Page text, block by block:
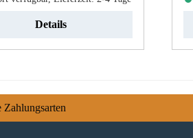
Details
Zahlungsarten